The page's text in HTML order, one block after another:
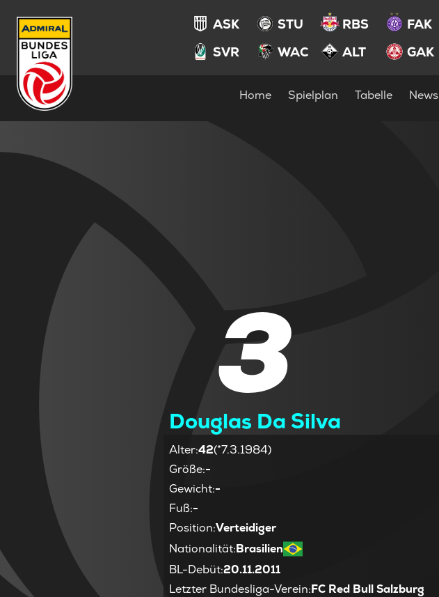
ASK STU RBS FAK
SVR
WAC ALT GAK
Home Spielplan Tabelle News
3
Douglas Da Silva
Alter:42(*7.3.1984)
Größe:-
Gewicht:-
Fuß:-
Position:Verteidiger
Nationalität:Brasilien
BL-Debüt:20.11.2011
Letzter Bundesliga-Verein:FC Red Bull Salzburg